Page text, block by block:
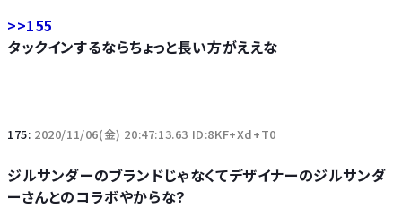
>>155
タックインするならちょっと長い方がええな
175: 2020/11/06(金) 20:47:13.63 ID:8KF+Xd+T0
ジルサンダーのブランドじゃなくてデザイナーのジルサンダ
ーさんとのコラボやからな？